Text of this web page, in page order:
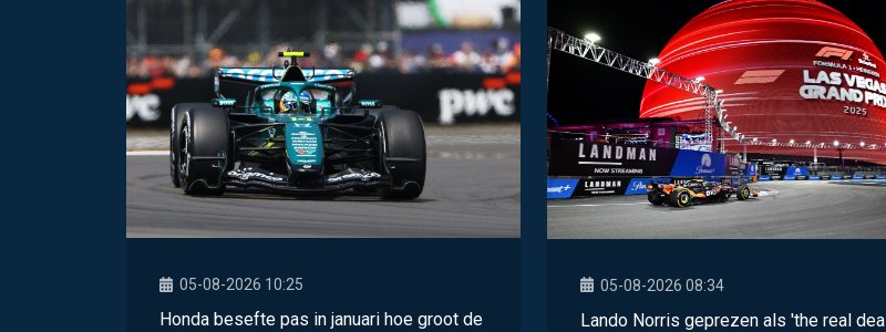
05-08-2026 10:25
Honda besefte pas in januari hoe groot de
05-08-2026 08:34
Lando Norris geprezen als 'the real